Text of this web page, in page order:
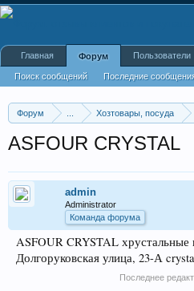
Форум Хозтовары, посуда
ASFOUR CRYSTAL
admin
Administrator
Команда форума
ASFOUR CRYSTAL хрустальные
Долгоруковская улица, 23-А
Последнее
Главная Форум
Поиск сообщений Последние
Пользователи